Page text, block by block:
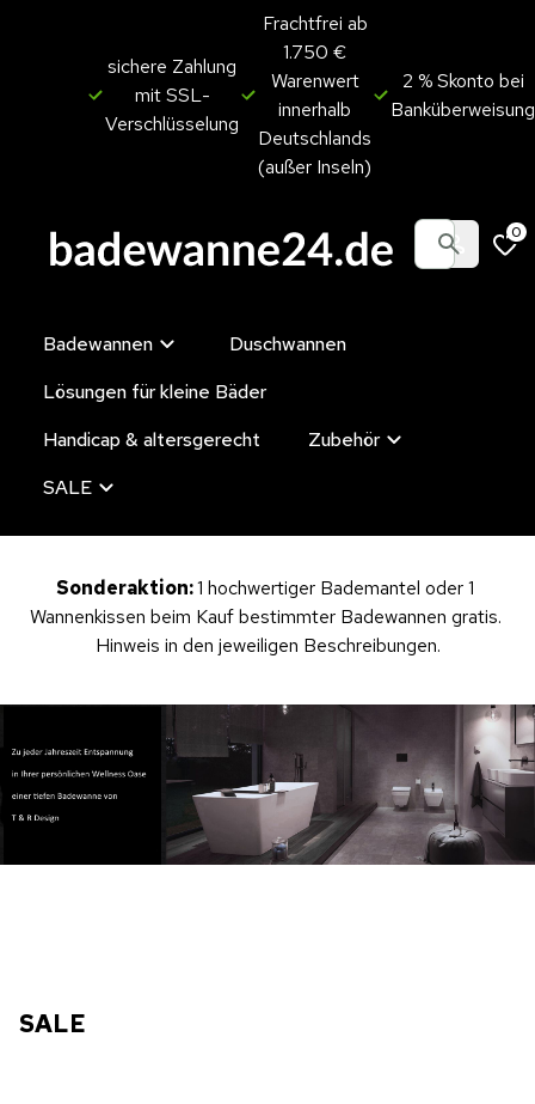
sichere Zahlung
mit SSL-
Verschlüsselung
Frachtfrei ab
1.750 €
Warenwert
innerhalb
Deutschlands
(außer Inseln)
2 % Skonto bei
Banküberweisung
0
Badewannen
Duschwannen
Lösungen für kleine Bäder
Handicap & altersgerecht
Zubehör
SALE
Sonderaktion: 1 hochwertiger Bademantel oder 1
Wannenkissen beim Kauf bestimmter Badewannen gratis.
Hinweis in den jeweiligen Beschreibungen.
SALE